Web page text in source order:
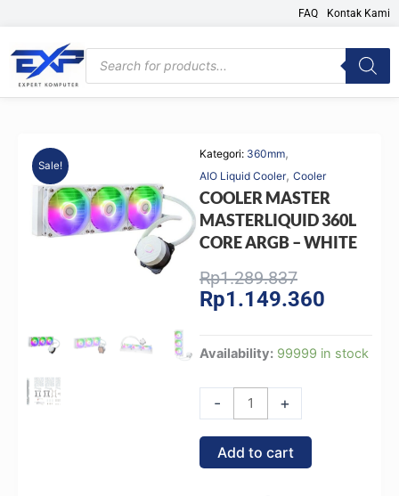
content
FAQ Kontak Kami
Products
search
Sale!
Kategori: 360mm,
AIO Liquid Cooler, Cooler
COOLER MASTER
MASTERLIQUID 360L
CORE ARGB – WHITE
Rp1.289.837Original
price
Rp1.149.360
Availability: 99999 in stock
-
COOLER
MASTERLIQUID
360L
CORE
ARGB
+
Add to cart